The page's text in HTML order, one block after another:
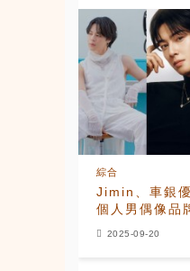
Jimin、車銀
個人男偶像品
綜合
2025-09-20